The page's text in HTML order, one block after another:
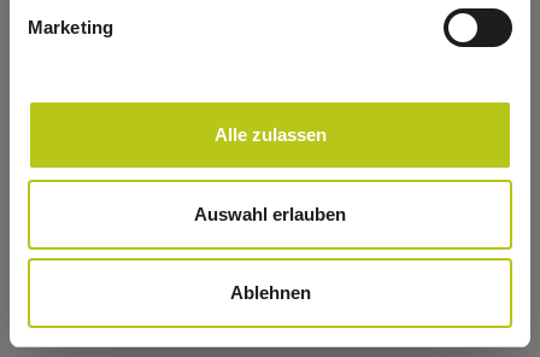
Marketing
Alle zulassen
Auswahl erlauben
Ablehnen